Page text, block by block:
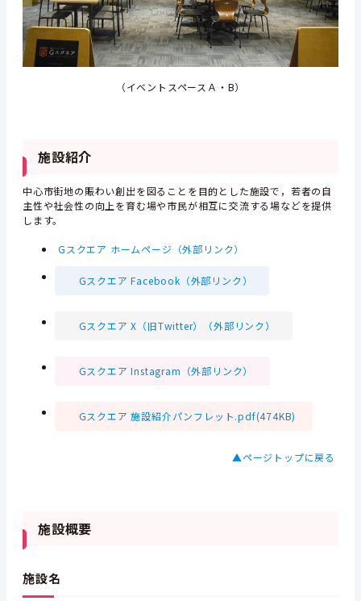
（イベントスペースＡ・B）
施設紹介
中心市街地の賑わい創出を図ることを目的とした施設で，若者の自
主性や社会性の向上を育む場や市民が相互に交流する場などを提供
します。
Gスクエア ホームページ（外部リンク）
Gスクエア Facebook（外部リンク）
Gスクエア X（旧Twitter）（外部リンク）
Gスクエア Instagram（外部リンク）
Gスクエア 施設紹介パンフレット.pdf(474KB)
▲ページトップに戻る
施設概要
施設名